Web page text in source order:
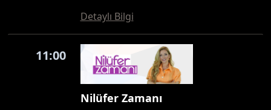
Detaylı Bilgi
11:00
Nilüfer Zamanı